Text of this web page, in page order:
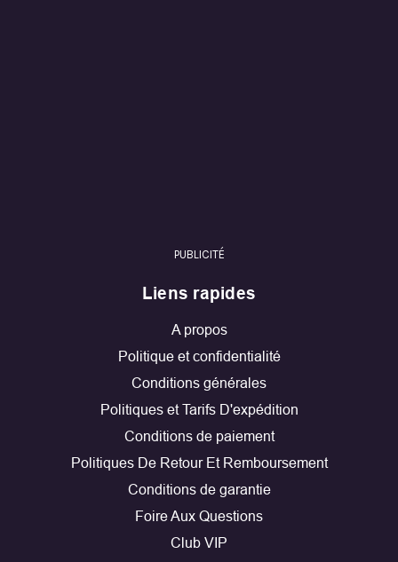
PUBLICITÉ
Liens rapides
A propos
Politique et confidentialité
Conditions générales
Politiques et Tarifs D'expédition
Conditions de paiement
Politiques De Retour Et Remboursement
Conditions de garantie
Foire Aux Questions
Club VIP